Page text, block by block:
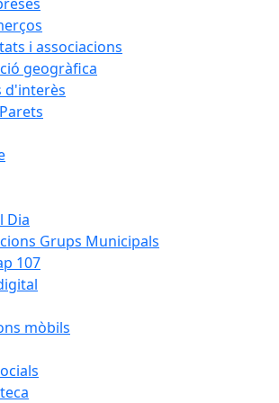
i associacions
geogràfica
d'interès
Dia
Grups Municipals
107
mòbils